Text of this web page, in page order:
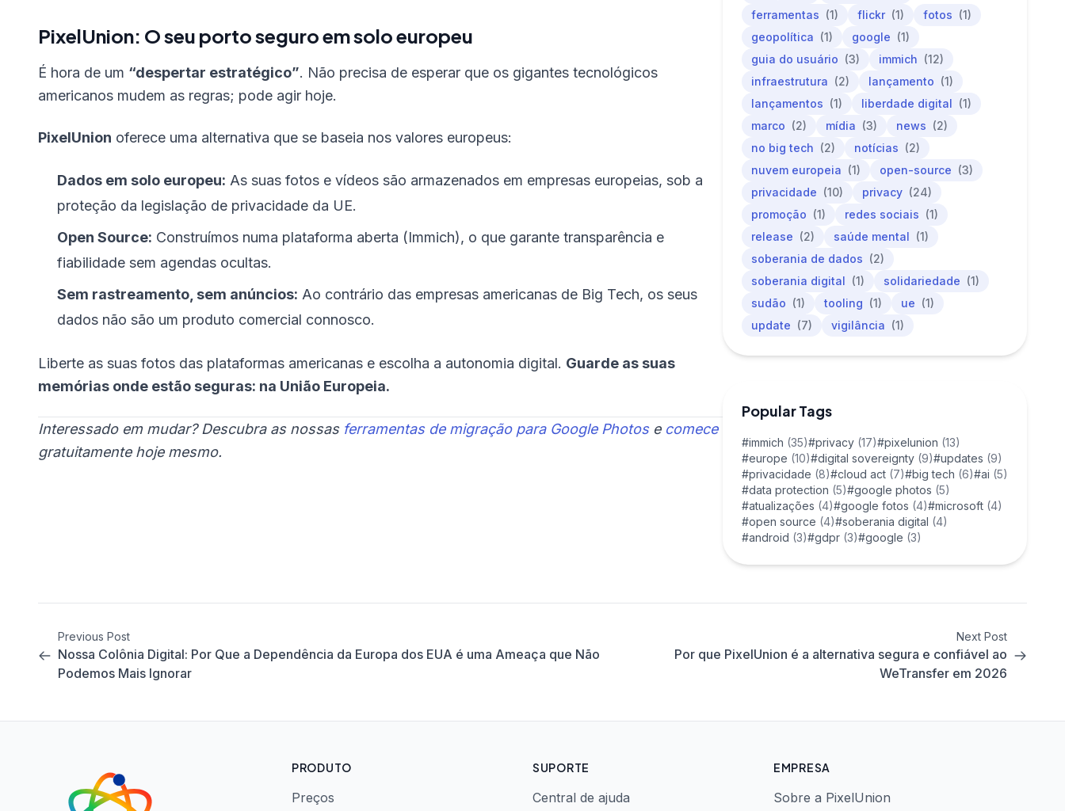
PixelUnion: O seu porto seguro em solo europeu
É hora de um “despertar estratégico”. Não precisa de esperar que os gigantes tecnológicos
americanos mudem as regras; pode agir hoje.
PixelUnion oferece uma alternativa que se baseia nos valores europeus:
Dados em solo europeu: As suas fotos e vídeos são armazenados em empresas europeias, sob a
proteção da legislação de privacidade da UE.
Open Source: Construímos numa plataforma aberta (Immich), o que garante transparência e
fiabilidade sem agendas ocultas.
Sem rastreamento, sem anúncios: Ao contrário das empresas americanas de Big Tech, os seus
dados não são um produto comercial connosco.
Liberte as suas fotos das plataformas americanas e escolha a autonomia digital. Guarde as suas
memórias onde estão seguras: na União Europeia.
Interessado em mudar? Descubra as nossas ferramentas de migração para Google Photose comece
gratuitamente hoje mesmo.
ferramentas (1) flickr (1) fotos (1)
geopolítica (1) google (1)
guia do usuário (3) immich (12)
infraestrutura (2) lançamento (1)
lançamentos (1) liberdade digital (1)
marco (2) mídia (3) news (2)
no big tech (2) notícias (2)
nuvem europeia (1) open-source (3)
privacidade (10) privacy (24)
promoção (1) redes sociais (1)
release (2) saúde mental (1)
soberania de dados (2)
soberania digital (1) solidariedade (1)
sudão (1) tooling (1) ue (1)
update (7) vigilância (1)
Popular Tags
#immich (35)#privacy (17)#pixelunion (13)
#europe (10)#digital sovereignty (9)#updates (9)
#privacidade (8)#cloud act (7)#big tech (6)#ai (5)
#data protection (5)#google photos (5)
#atualizações (4)#google fotos (4)#microsoft (4)
#open source (4)#soberania digital (4)
#android (3)#gdpr (3)#google (3)
Previous Post
Nossa Colônia Digital: Por Que a Dependência da Europa dos EUA é uma Ameaça que Não
Podemos Mais Ignorar
Next Post
Por que PixelUnion é a alternativa segura e confiável ao
WeTransfer em 2026
PRODUTO
Preços
SUPORTE
Central de ajuda
EMPRESA
Sobre a PixelUnion